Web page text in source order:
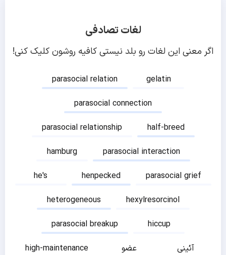
لغات تصادفی
اگر معنی این لغات رو بلد نیستی کافیه روشون کلیک کنی!
parasocial relation
gelatin
parasocial connection
parasocial relationship
half-breed
hamburg
parasocial interaction
he's
henpecked
parasocial grief
heterogeneous
hexylresorcinol
parasocial breakup
hiccup
high-maintenance
عضو
آئینی